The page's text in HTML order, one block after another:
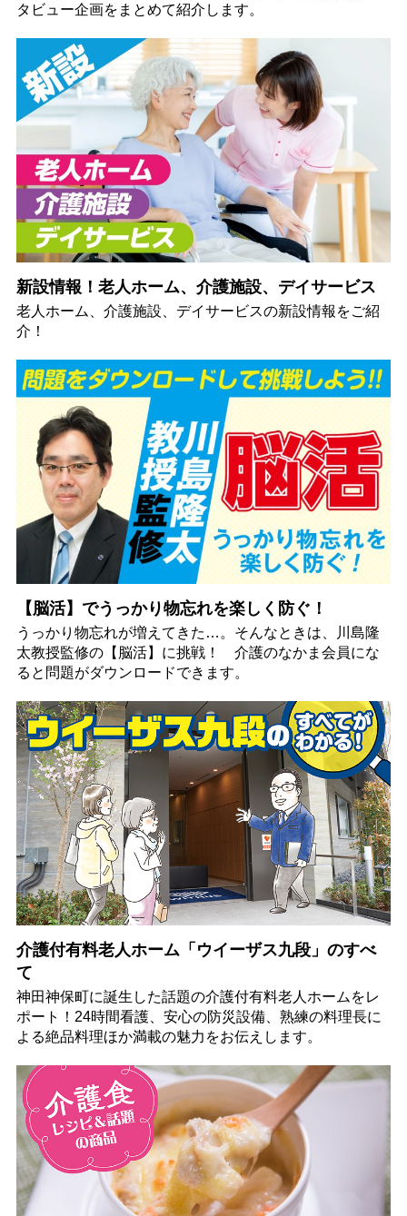
タビュー企画をまとめて紹介します。
新設情報！老人ホーム、介護施設、デイサービス
老人ホーム、介護施設、デイサービスの新設情報をご紹
介！
【脳活】でうっかり物忘れを楽しく防ぐ！
うっかり物忘れが増えてきた…。そんなときは、川島隆
太教授監修の【脳活】に挑戦！ 介護のなかま会員にな
ると問題がダウンロードできます。
介護付有料老人ホーム「ウイーザス九段」のすべ
て
神田神保町に誕生した話題の介護付有料老人ホームをレ
ポート！24時間看護、安心の防災設備、熟練の料理長に
よる絶品料理ほか満載の魅力をお伝えします。